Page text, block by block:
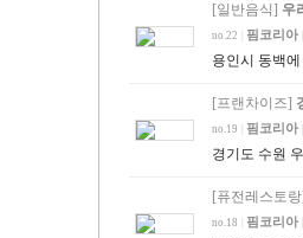
[일반음식] 우
no.22 핌코리아
용인시 동백
[프랜차이즈]
no.19 핌코리아
경기도 수원
[퓨전레스토랑]
no.18 핌코리아